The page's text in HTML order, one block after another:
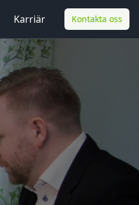
Karriär Kontakta oss